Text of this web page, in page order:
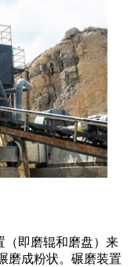
（即磨辊和磨盘）来
磨成粉状。碾磨装置